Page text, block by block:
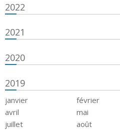
2022
2021
2020
2019
janvier février
avril
mai
juillet
août